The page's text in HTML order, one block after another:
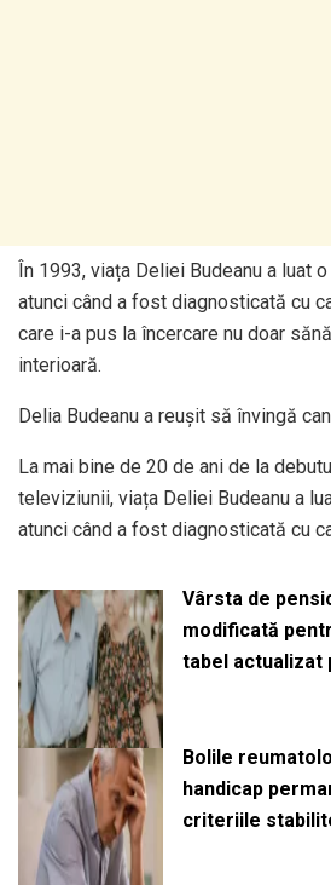
În 1993, viața Deliei Budeanu a luat
atunci când a fost diagnosticată cu
care i-a pus la încercare nu doar
interioară.
Delia Budeanu a reușit să învingă
La mai bine de 20 de ani de la
televiziunii, viața Deliei Budeanu a
atunci când a fost diagnosticată cu
Vârsta de
modificată
tabel actualizat
Bolile
handicap
criteriile